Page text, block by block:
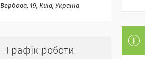
Вербова, 19, Київ, Україна
Графік роботи